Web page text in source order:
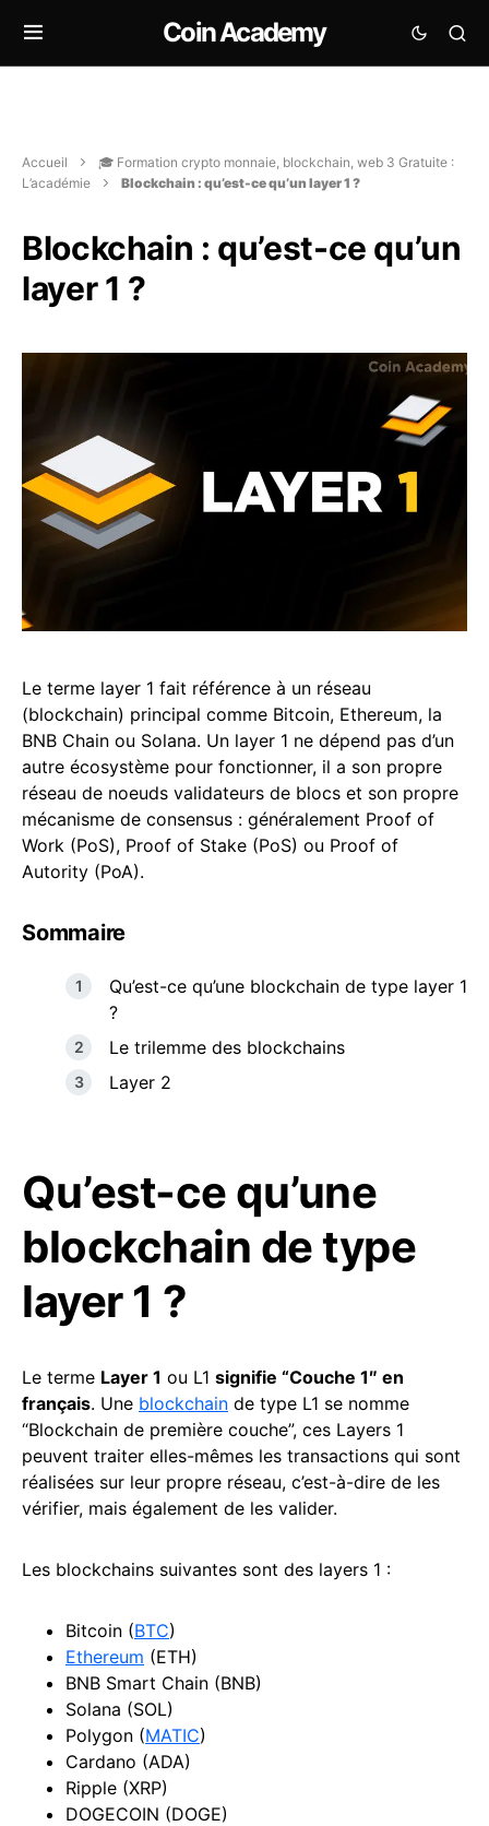
Coin Academy
Accueil
🎓 Formation crypto monnaie, blockchain, web 3 Gratuite :
L’académie
Blockchain : qu’est-ce qu’un layer 1 ?
Blockchain : qu’est-ce qu’un
layer 1 ?
Le terme layer 1 fait référence à un réseau
(blockchain) principal comme Bitcoin, Ethereum, la
BNB Chain ou Solana. Un layer 1 ne dépend pas d’un
autre écosystème pour fonctionner, il a son propre
réseau de noeuds validateurs de blocs et son propre
mécanisme de consensus : généralement Proof of
Work (PoS), Proof of Stake (PoS) ou Proof of
Autority (PoA).
Sommaire
Qu’est-ce qu’une blockchain de type layer 1
?
Le trilemme des blockchains
Layer 2
Qu’est-ce qu’une
blockchain de type
layer 1 ?
Le terme Layer 1 ou L1 signifie “Couche 1″ en
français. Une blockchain de type L1 se nomme
“Blockchain de première couche”, ces Layers 1
peuvent traiter elles-mêmes les transactions qui sont
réalisées sur leur propre réseau, c’est-à-dire de les
vérifier, mais également de les valider.
Les blockchains suivantes sont des layers 1 :
Bitcoin (BTC)
Ethereum (ETH)
BNB Smart Chain (BNB)
Solana (SOL)
Polygon (MATIC)
Cardano (ADA)
Ripple (XRP)
DOGECOIN (DOGE)